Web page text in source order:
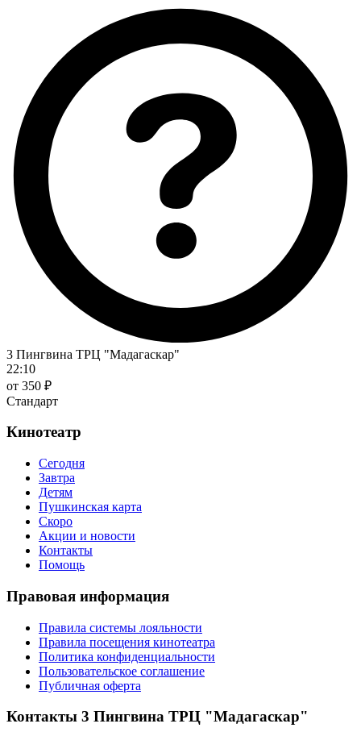
3 Пингвина ТРЦ "Мадагаскар"
22:10
от 350 ₽
Стандарт
Кинотеатр
Сегодня
Завтра
Детям
Пушкинская карта
Скоро
Акции и новости
Контакты
Помощь
Правовая информация
Правила системы лояльности
Правила посещения кинотеатра
Политика конфиденциальности
Пользовательское соглашение
Публичная оферта
Контакты 3 Пингвина ТРЦ "Мадагаскар"